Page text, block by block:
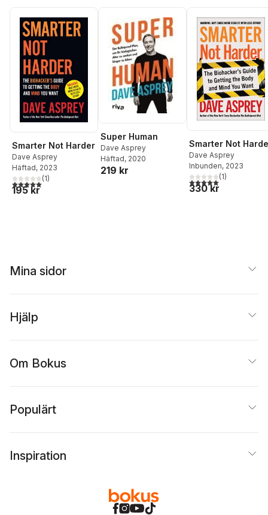
Smarter Not Harder
Dave Asprey
Häftad, 2023
5,0utav 5 stjärnor. Totalt antal röster:
(1)
195 kr
Super Human
Dave Asprey
Häftad, 2020
219 kr
Smarter Not
Dave Asprey
Inbunden, 2023
5,0utav 5 stjärnor.
(1)
330 kr
Mina sidor
Hjälp
Om Bokus
Populärt
Inspiration